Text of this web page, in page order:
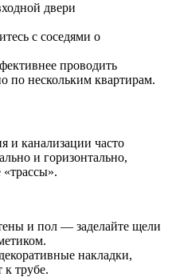
двери
с соседями о
проводить
по нескольким квартирам.
и канализации часто
и горизонтально,
«трассы».
и пол — заделайте щели
накладки,
к трубе.